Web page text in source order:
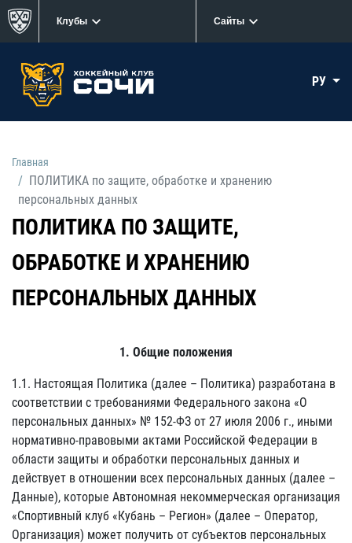
Клубы Сайты
РУ
Главная
ПОЛИТИКА по защите, обработке и хранению
персональных данных
ПОЛИТИКА ПО ЗАЩИТЕ,
ОБРАБОТКЕ И ХРАНЕНИЮ
ПЕРСОНАЛЬНЫХ ДАННЫХ
1. Общие положения
1.1. Настоящая Политика (далее – Политика) разработана в
соответствии с требованиями Федерального закона «О
персональных данных» № 152-ФЗ от 27 июля 2006 г., иными
нормативно-правовыми актами Российской Федерации в
области защиты и обработки персональных данных и
действует в отношении всех персональных данных (далее –
Данные), которые Автономная некоммерческая организация
«Спортивный клуб «Кубань – Регион» (далее – Оператор,
Организация) может получить от субъектов персональных